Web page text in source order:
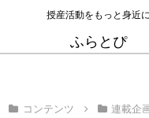
授産活動をもっと身近に
ふらとぴ
コンテンツ 連載企